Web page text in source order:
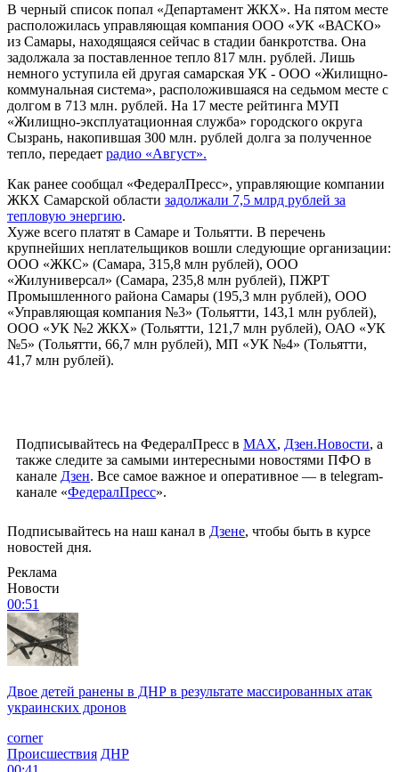
В черный список попал «Департамент ЖКХ». На пятом месте
расположилась управляющая компания ООО «УК «ВАСКО»
из Самары, находящаяся сейчас в стадии банкротства. Она
задолжала за поставленное тепло 817 млн. рублей. Лишь
немного уступила ей другая самарская УК - ООО «Жилищно-
коммунальная система», расположившаяся на седьмом месте с
долгом в 713 млн. рублей. На 17 месте рейтинга МУП
«Жилищно-эксплуатационная служба» городского округа
Сызрань, накопившая 300 млн. рублей долга за полученное
тепло, передает радио «Август».
Как ранее сообщал «ФедералПресс», управляющие компании
ЖКХ Самарской области задолжали 7,5 млрд рублей за
тепловую энергию.
Хуже всего платят в Самаре и Тольятти. В перечень
крупнейших неплательщиков вошли следующие организации:
ООО «ЖКС» (Самара, 315,8 млн рублей), ООО
«Жилуниверсал» (Самара, 235,8 млн рублей), ПЖРТ
Промышленного района Самары (195,3 млн рублей), ООО
«Управляющая компания №3» (Тольятти, 143,1 млн рублей),
ООО «УК №2 ЖКХ» (Тольятти, 121,7 млн рублей), ОАО «УК
№5» (Тольятти, 66,7 млн рублей), МП «УК №4» (Тольятти,
41,7 млн рублей).
Подписывайтесь на ФедералПресс в МАХ, Дзен.Новости, а
также следите за самыми интересными новостями ПФО в
канале Дзен. Все самое важное и оперативное — в telegram-
канале «ФедералПресс».
Подписывайтесь на наш канал в Дзене, чтобы быть в курсе
новостей дня.
Реклама
Новости
00:51
Двое детей ранены в ДНР в результате массированных атак
украинских дронов
corner
Происшествия ДНР